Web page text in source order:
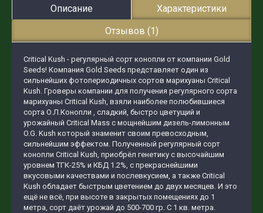
Описание
Характеристики
Отзывов (1)
Critical Kush - регулярный сорт конопли от компании Gold
Seeds! Компания Gold Seeds представляет один из
сильнейших фотопериодичных сортов марихуаны Critical
Kush. Гроверы компании для получения регулярного сорта
марихуаны Critical Kush, взяли наиболее полюбившиеся
сорта О.Л.Конопли , сладкий, быстро цветущий и
урожайный Critical Mass с мощнейшим дизель-лимонным
O.G. Kush который знаменит своим превосходным,
сильнейшим эффектом. Полученный регулярный сорт
конопли Critical Kush, приобрёл генетику с высочайшим
уровнем ТГК-25% и КБД 1.2%, с прекраснейшими
вкусовыми качествами и послевкусием, а также Critical
Kush обладает быстрым цветением до двух месяцев. И это
ещё не всё, при высоте в закрытых помещениях до 1
метра, сорт даёт урожай до 500-700 гр. С 1 кв. метра.